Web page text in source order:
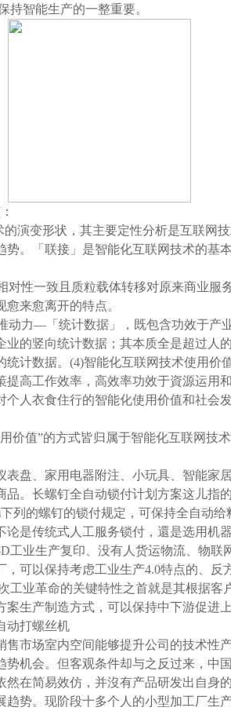
持智能生产的一整重要。
演变形状，其主要定性分析是互联网
势。「联接」是智能化互联网技术的基
对性一致且质粒载体转移对原来商业服
来愈离开的特点。
动力—「统计数据」，既包含功效于产
业的竖向统计数据；其本质全是超过人
计数据。(4)智能化互联网技术使用价
高工作效率，高效率功效于資源运用
人衣食住行的智能化使用价值和社会
价值”的方式皆归属于智能化互联网技术
表盘、家用电器附注、小玩具、智能家
品。长螺钉全自动锁付计划方案这儿指
列的螺钉的锁付规定，可保持全自动
论是传统式人工服务锁付，還是选用机
工业生产复印、没有人货运物流、物联
，可以保持考虑工业生产4.0特点的、反
工业革命的关键特性之首就是其根据客
案生产制造方式，可以保持中下游促进
动打螺丝机
售市场室内空间能够提升公司的技术性
机会。但客观条件却与之反过来，中
在简易效仿，并沒有产品研发出自身
趋势。现阶段十多个人的小型加工厂生